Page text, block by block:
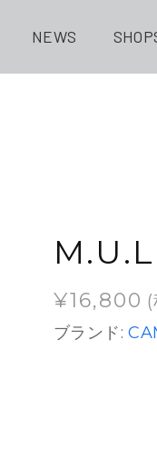
NEWS
¥16,800
ブランド: